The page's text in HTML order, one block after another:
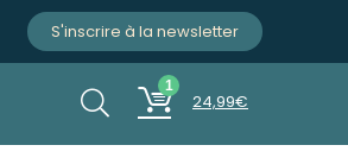
S'inscrire à la newsletter
1
24,99€